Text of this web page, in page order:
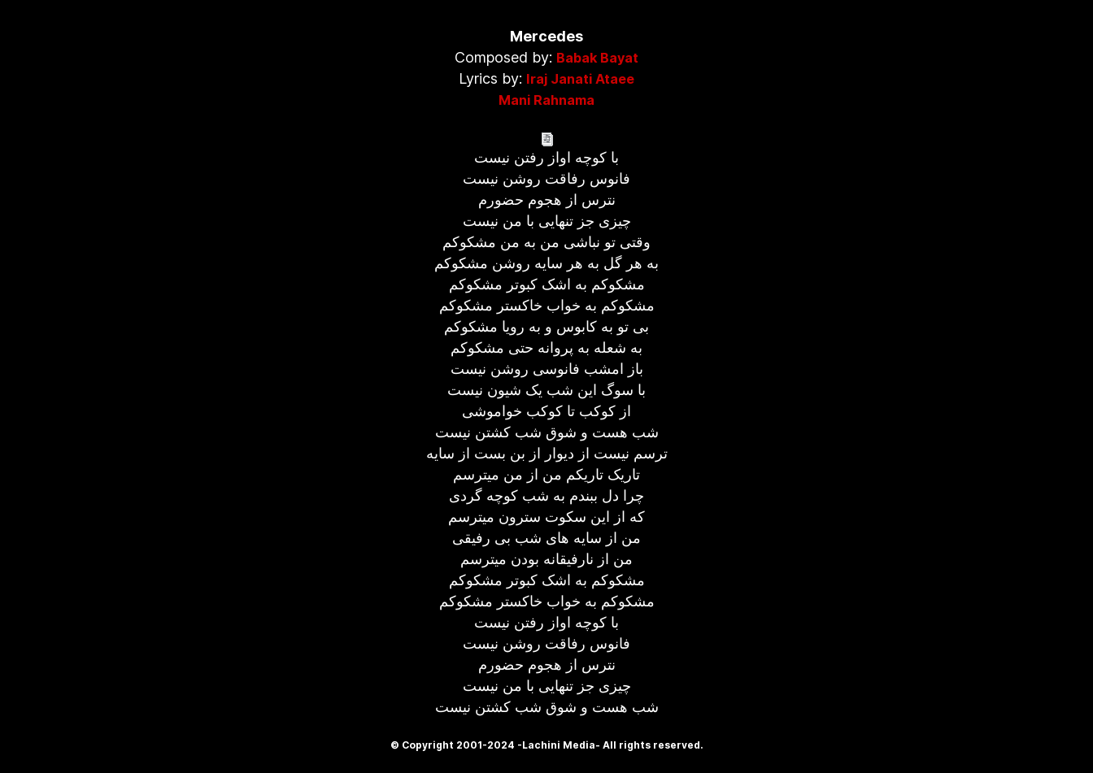
Mercedes
Composed by: Babak Bayat
Lyrics by: Iraj Janati Ataee
Mani Rahnama
با کوچه اواز رفتن نیست
فانوس رفاقت روشن نیست
نترس از هجوم حضورم
چیزی جز تنهایی با من نیست
وقتی تو نباشی من به من مشکوکم
به هر گل به هر سایه روشن مشکوکم
مشکوکم به اشک کبوتر مشکوکم
مشکوکم به خواب خاکستر مشکوکم
بی تو به کابوس و به رویا مشکوکم
به شعله به پروانه حتی مشکوکم
باز امشب فانوسی روشن نیست
با سوگ این شب یک شیون نیست
از کوکب تا کوکب خواموشی
شب هست و شوق شب کشتن نیست
ترسم نیست از دیوار از بن بست از سایه
تاریک تاریکم من از من میترسم
چرا دل ببندم به شب کوچه گردی
که از این سکوت سترون میترسم
من از سایه های شب بی رفیقی
من از نارفیقانه بودن میترسم
مشکوکم به اشک کبوتر مشکوکم
مشکوکم به خواب خاکستر مشکوکم
با کوچه اواز رفتن نیست
فانوس رفاقت روشن نیست
نترس از هجوم حضورم
چیزی جز تنهایی با من نیست
شب هست و شوق شب کشتن نیست
© Copyright 2001-2024 -Lachini Media- All rights reserved.